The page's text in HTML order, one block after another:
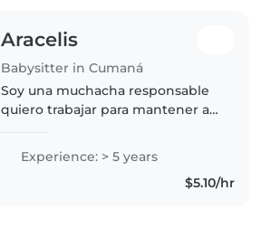
Aracelis
Babysitter in Cumaná
Soy una muchacha responsable
quiero trabajar para mantener a
en casa de familia pero ahorita
Experience: > 5 years
$5.10/hr